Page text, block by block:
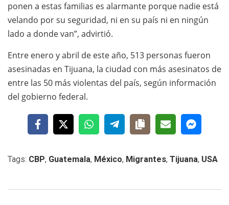
ponen a estas familias es alarmante porque nadie está
velando por su seguridad, ni en su país ni en ningún
lado a donde van”, advirtió.
Entre enero y abril de este año, 513 personas fueron
asesinadas en Tijuana, la ciudad con más asesinatos de
entre las 50 más violentas del país, según información
del gobierno federal.
Tags: CBP, Guatemala, México, Migrantes, Tijuana, USA